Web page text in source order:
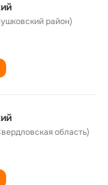
район)
область)